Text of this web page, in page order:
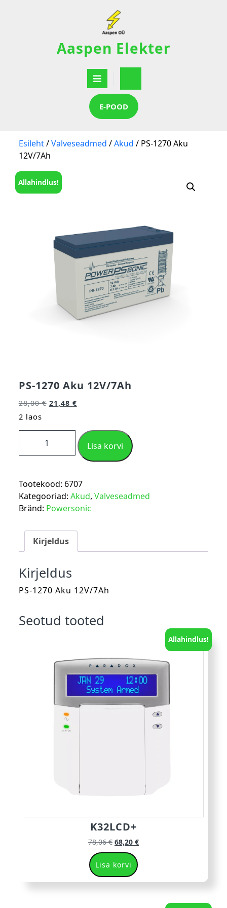
Aaspen Elekter
E-POOD
Esileht/Valveseadmed /Akud / PS-1270 Aku
12V/7Ah
Allahindlus!
PS-1270 Aku 12V/7Ah
28,00€ 21,48 €
2 laos
Lisa korvi
Tootekood: 6707
Kategooriad: Akud, Valveseadmed
Bränd: Powersonic
Kirjeldus
Kirjeldus
PS-1270 Aku 12V/7Ah
Seotud tooted
Allahindlus!
K32LCD+
78,06€ 68,20 €
Lisa korvi